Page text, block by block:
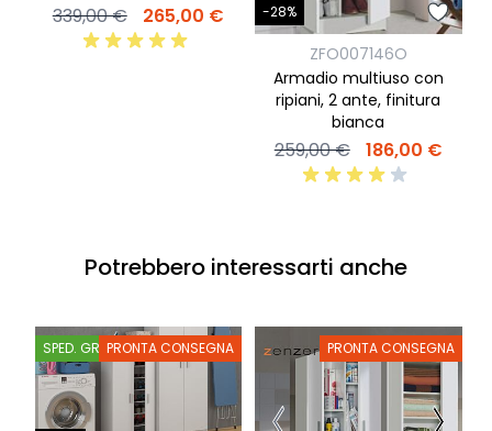
339,00 € 265,00 € -28%
ZFO007146O
Armadio multiuso con
ripiani, 2 ante, finitura
bianca
259,00 € 186,00 €
Potrebbero interessarti anche
SPED. GRATISPRONTA CONSEGNA PRONTA CONSEGNA